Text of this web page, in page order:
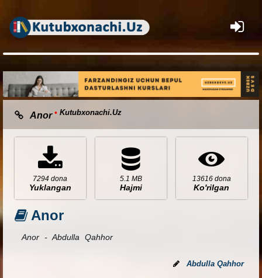
×
Anor • Kutubxonachi.Uz
7294 dona
Yuklangan
5.1 MB
Hajmi
13616 dona
Ko'rilgan
Anor
Anor - Abdulla Qahhor
Abdulla Qahhor